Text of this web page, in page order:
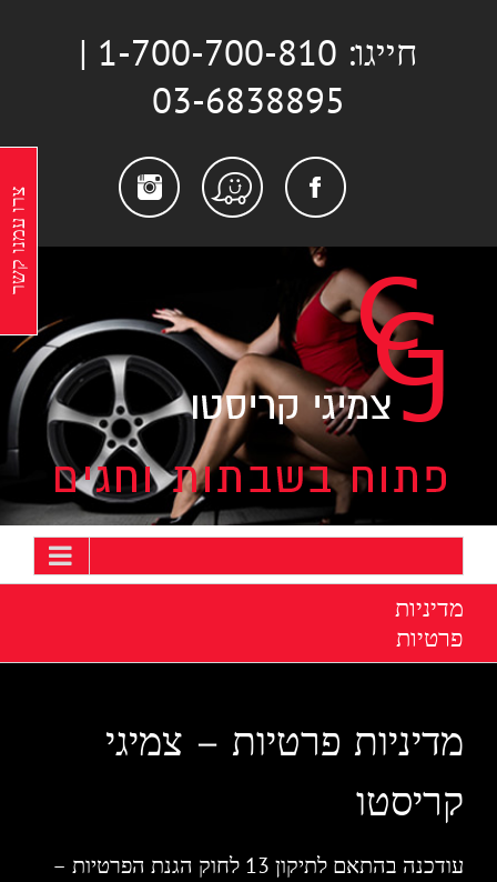
חייגו: 1-700-700-810 |
03-6838895
Facebook
Waze
מדיניות
פרטיות
מדיניות פרטיות – צמיגי
קריסטו
עודכנה בהתאם לתיקון 13 לחוק הגנת הפרטיות –
צרו עמנו קשר